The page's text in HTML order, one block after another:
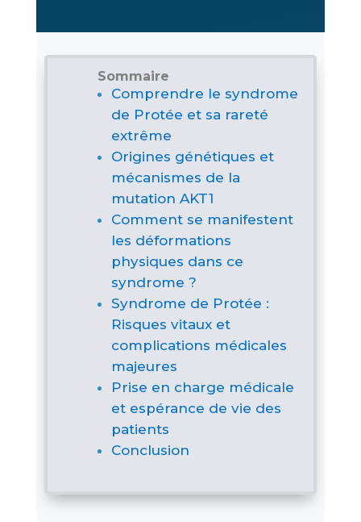
Sommaire
Comprendre le syndrome
de Protée et sa rareté
extrême
Origines génétiques et
mécanismes de la
mutation AKT1
Comment se manifestent
les déformations
physiques dans ce
syndrome ?
Syndrome de Protée :
Risques vitaux et
complications médicales
majeures
Prise en charge médicale
et espérance de vie des
patients
Conclusion